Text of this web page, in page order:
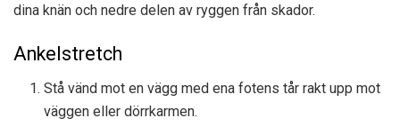
dina knän och nedre delen av ryggen från skador.
Ankelstretch
Stå vänd mot en vägg med ena fotens tår rakt upp mot
väggen eller dörrkarmen.